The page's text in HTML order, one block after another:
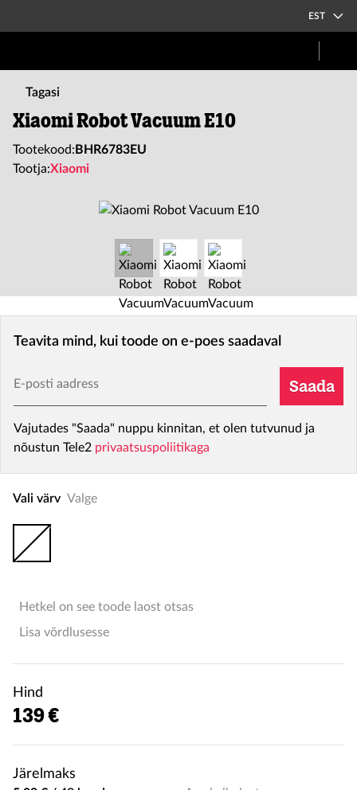
EST
Tagasi
Xiaomi Robot Vacuum E10
Tootekood: BHR6783EU
Tootja:Xiaomi
Teavita mind, kui toode on e-poes saadaval
E-posti aadress
Saada
Vajutades "Saada" nuppu kinnitan, et olen tutvunud ja
nõustun Tele2 privaatsuspoliitikaga
Vali värv Valge
Hetkel on see toode laost otsas
Lisa võrdlusesse
Hind
139 €
Järelmaks